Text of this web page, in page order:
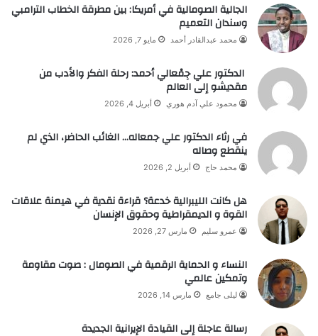
الجالية الصومالية في أمريكا: بين مطرقة الخطاب الترامبي
وسندان التعميم
محمد عبدالقادر أحمد مايو 7, 2026
الدكتور علي جِمْعالي أحمد: رحلة الفكر والأدب من
مقديشو إلى العالم
محمود علي آدم هوري أبريل 4, 2026
في رثاء الدكتور علي جمعاله… الغائب الحاضر، الذي لم
ينقطع وصاله
محمد حاج أبريل 2, 2026
هل كانت الليبرالية خدعة؟ قراءة نقدية في هيمنة علاقات
القوة و الديمقراطية وحقوق الإنسان
عمرو سليم مارس 27, 2026
النساء و الحماية الرقمية في الصومال : صوت مقاومة
وتمكين عالمي
ليلى جامع مارس 14, 2026
رسالة عاجلة إلى القيادة الإيرانية الجديدة